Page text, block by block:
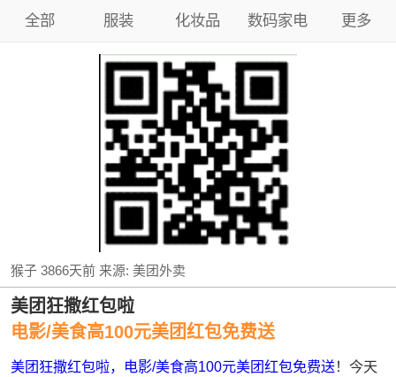
全部 服装 化妆品 数码家电 更多
猴子 3866天前来源:美团外卖
美团狂撒红包啦
电影/美食高100元美团红包免费送
美团狂撒红包啦，电影/美食高100元美团红包免费送！今天